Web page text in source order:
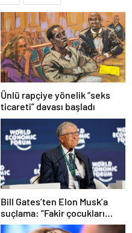
Ünlü rapçiye yönelik “seks
ticareti” davası başladı
Bill Gates’ten Elon Musk’a
suçlama: “Fakir çocukları
öldürdü”